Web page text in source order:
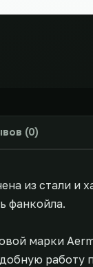
(0)
из стали
фанкойла.
марки